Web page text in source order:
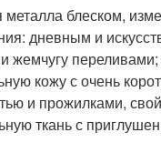
металла блеском,
дневным и
жемчугу переливами;
кожу с очень
и прожилками,
ткань с